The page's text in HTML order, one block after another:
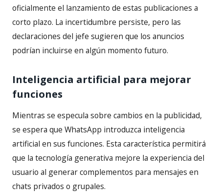
oficialmente el lanzamiento de estas publicaciones a
corto plazo. La incertidumbre persiste, pero las
declaraciones del jefe sugieren que los anuncios
podrían incluirse en algún momento futuro.
Inteligencia artificial para mejorar
funciones
Mientras se especula sobre cambios en la publicidad,
se espera que WhatsApp introduzca inteligencia
artificial en sus funciones. Esta característica permitirá
que la tecnología generativa mejore la experiencia del
usuario al generar complementos para mensajes en
chats privados o grupales.